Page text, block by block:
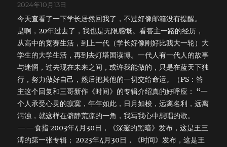
2024年10月13日
今天查看了一下学长居然回我了，不过好像邮箱没有提醒。
是啊，20年过去了，我也是无限感慨。看答主一路的经历，
从高中的竞赛生活，到上一代（学长好像刚好比我大一轮）大
学生的大学生活，再到去灯塔国读博。一代人有一代人的故事
与迷惘，过去现在未来之间，或许我能做的，只是在蓝天下独
行，努力做好自己，然后把其他的一切交给命运。（PS：答
主这个回复和三哥新作《时间》的专辑介绍真的好呼应： “一
个人承受心灵的寂寞，年年如此，日月如梭，远离名利，远离
污浊，就这样在僻静荒凉的一角，我写我心中想唱的歌。
——食指 2003年4月30日，《深邃的黑暗》发布，这是王三
溥的第一张专辑； 2023年4月30日，《时间》发布，这是王